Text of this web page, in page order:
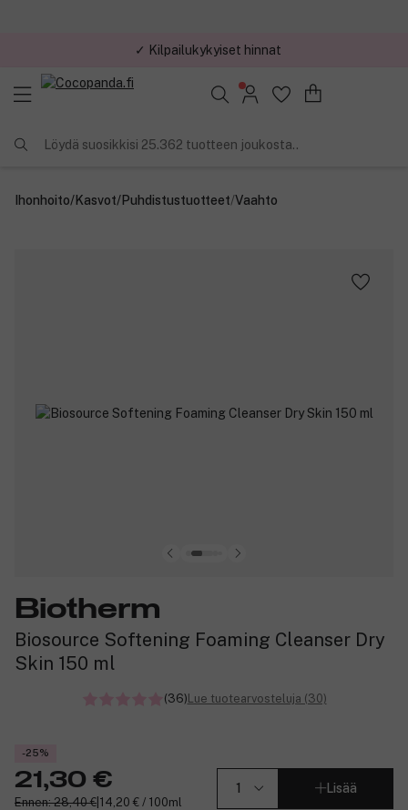
✓ Kilpailukykyiset hinnat
Löydä suosikkisi 25.362 tuotteen joukosta..
Ihonhoito/Kasvot/Puhdistustuotteet/Vaahto
Biotherm
Biosource Softening Foaming Cleanser Dry
Skin 150 ml
(36) Lue tuotearvosteluja (30)
-25%
21,30 €
Ennen: 28,40 € 14,20 € / 100ml
Lisää